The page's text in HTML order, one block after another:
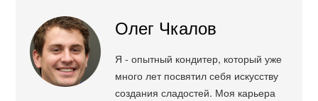
Олег Чкалов
Я - опытный кондитер, который уже
много лет посвятил себя искусству
создания сладостей. Моя карьера